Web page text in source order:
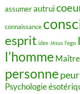
assumerautrui
connaissance
esprit idée Jésus l'ego
l’homme
personne peur
Psychologie